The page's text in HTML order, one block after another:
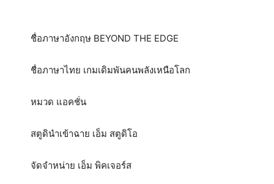
ชื่อภาษาอังกฤษ BEYOND THE EDGE
ชื่อภาษาไทย เกมเดิมพันคนพลังเหนือโลก
หมวด แอคชั่น
สตูดินำเข้าฉาย เอ็ม สตูดิโอ
จัดจำหน่าย เอ็ม พิคเจอร์ส